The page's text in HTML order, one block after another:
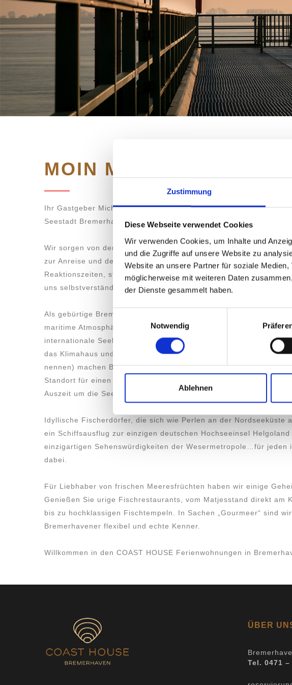
Zustimmung
Diese Webseite verwendet Cookies
Wir verwenden Cookies, um Inhalte und
und die Zugriffe auf unsere Website zu
Website an unsere Partner für soziale
möglicherweise mit weiteren Daten
der Dienste gesammelt haben.
Einwilligungsauswahl
Notwendig
Ablehnen
MOIN MOIN
Ihr Gastgeber Michael Esin und das COAST HOUSE Team heißen
Seestadt Bremerhaven, dem Tor zu Nordsee, herzlich willkommen.
Wir sorgen von der ersten Anfrage über die Buchung der
zur Anreise und dem gesamten Aufenthalt für eine perfekte
Reaktionszeiten, ständige Erreichbarkeit und persönliche
uns selbstverständlich.
Als gebürtige Bremerhavener lieben wir unsere Stadt. Die
maritime Atmosphäre, Segelschiffe, riesige Containerfrachter, der
internationale Seehafen, einzigartige Museen und Weltklasse-
das Klimahaus und das Deutsche Auswandererhaus (um nur einige
nennen) machen Bremerhaven das ganze Jahr über zu einem
Standort für einen Urlaub an der Nordseeküste oder einfach für
Auszeit um die Seele baumeln zu lassen.
Idyllische Fischerdörfer, die sich wie Perlen an der Nordseeküste
ein Schiffsausflug zur einzigen deutschen Hochseeinsel Helgoland
einzigartigen Sehenswürdigkeiten der Wesermetropole…für jeden
dabei.
Für Liebhaber von frischen Meeresfrüchten haben wir einige
Genießen Sie urige Fischrestaurants, vom Matjesstand direkt am
bis zu hochklassigen Fischtempeln. In Sachen „Gourmeer“ sind wir
Bremerhavener flexibel und echte Kenner.
Willkommen in den COAST HOUSE Ferienwohnungen in
ÜBER
Tel. 0471 –